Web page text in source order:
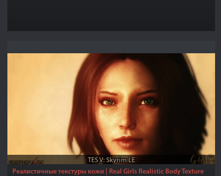
TES V: Skyrim LE
Реалистичные текстуры кожи | Real Girls Realistic Body Texture